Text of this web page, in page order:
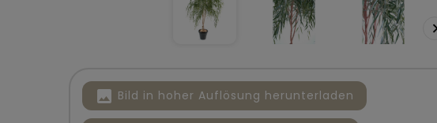
image Bild in hoher Auflösung herunterladen